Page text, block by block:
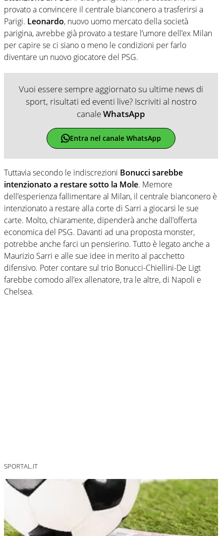
provato a convincere il centrale bianconero a trasferirsi a
Parigi. Leonardo, nuovo uomo mercato della società
parigina, avrebbe già provato a testare l’umore dell’ex Milan
per capire se ci siano o meno le condizioni per farlo
diventare un nuovo giocatore del PSG.
Vuoi essere sempre aggiornato su ultime news di
sport, risultati ed eventi live? Iscriviti al nostro
canaleWhatsApp
Entra nel canale WhatsApp
Tuttavia secondo le indiscrezioni Bonucci sarebbe
intenzionato a restare sotto la Mole. Memore
dell’esperienza fallimentare al Milan, il centrale bianconero è
intenzionato a restare alla corte di Sarri a giocarsi le sue
carte. Molto, chiaramente, dipenderà anche dall’offerta
economica del PSG. Davanti ad una proposta monster,
potrebbe anche farci un pensierino. Tutto è legato anche a
Maurizio Sarri e alle sue idee in merito al pacchetto
difensivo. Poter contare sul trio Bonucci-Chiellini-De Ligt
farebbe comodo all’ex allenatore, tra le altre, di Napoli e
Chelsea.
SPORTAL.IT